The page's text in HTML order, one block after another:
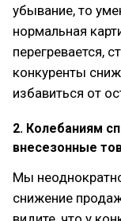
убывание, то
нормальная
перегревается,
конкуренты
избавиться от
2. Колебаниям
внесезонные
Мы
снижение